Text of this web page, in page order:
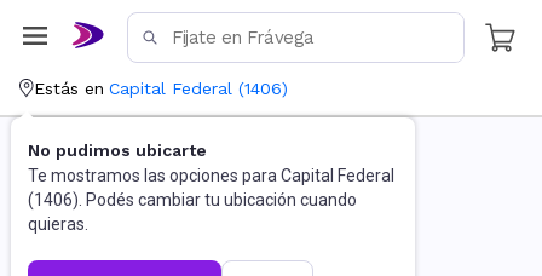
Estás en Capital Federal (1406)
No pudimos ubicarte
Te mostramos las opciones para Capital Federal
(1406). Podés cambiar tu ubicación cuando
quieras.